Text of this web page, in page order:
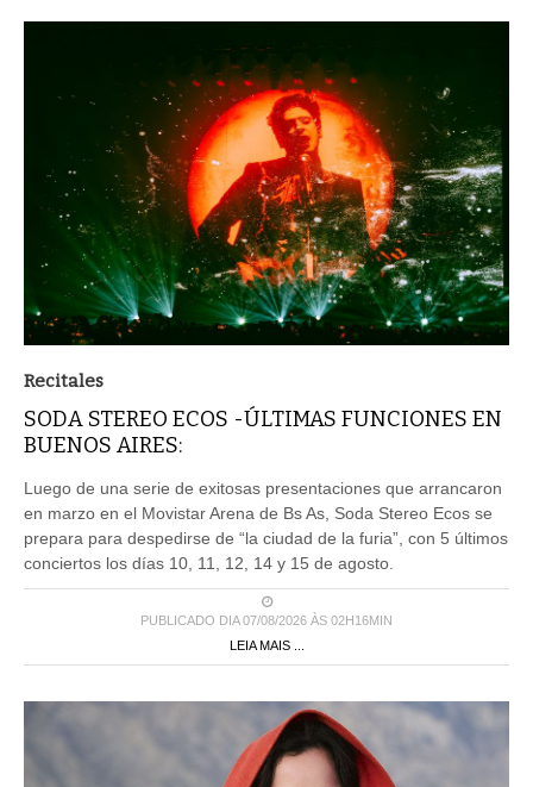
Recitales
SODA STEREO ECOS -ÚLTIMAS FUNCIONES EN
BUENOS AIRES:
Luego de una serie de exitosas presentaciones que arrancaron
en marzo en el Movistar Arena de Bs As, Soda Stereo Ecos se
prepara para despedirse de “la ciudad de la furia”, con 5 últimos
conciertos los días 10, 11, 12, 14 y 15 de agosto.
PUBLICADO DIA 07/08/2026 ÀS 02H16MIN
LEIA MAIS ...